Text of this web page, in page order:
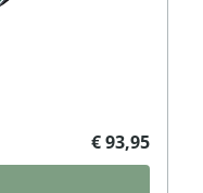
€ 93,95